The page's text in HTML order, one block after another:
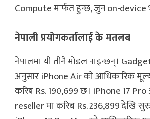
Compute मार्फत हुन्छ, जुन on-device
नेपाली प्रयोगकर्तालाई के मतलब
नेपालमा यी तीनै मोडल पाइन्छन्।
अनुसार iPhone Air को आधिकारिक
करिब Rs. 190,699 छ। iPhone 17
reseller मा करिब Rs. 236,899 देखि